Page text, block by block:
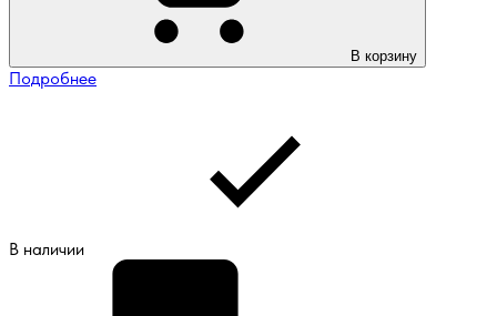
В корзину
Подробнее
В наличии